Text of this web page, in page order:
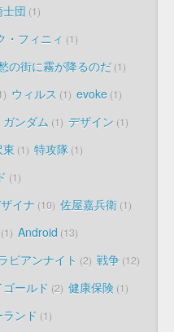
団 1
・フィニィ 1
の街に霧が降るのだ 1
ウィルス 1 evoke 1
ガンダム 1 デザイン 1
1 特攻隊 1
1
イナ 10 佐屋嘉兵衛 1
1 Android 13
ビアンナイト 2 戦争 12
ゴールド 2 健康保険 1
ンド 1